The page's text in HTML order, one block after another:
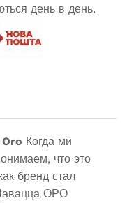
день в день.
Когда ми
что это
бренд стал
ОРО